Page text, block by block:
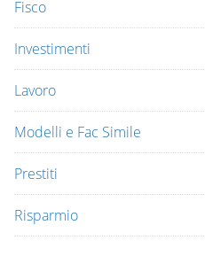
Fisco
Investimenti
Lavoro
Modelli e Fac Simile
Prestiti
Risparmio